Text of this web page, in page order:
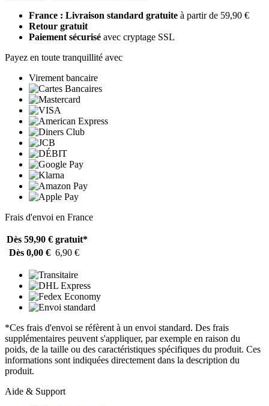
France : Livraison standard gratuite à partir de 59,90 €
Retour gratuit
Paiement sécurisé avec cryptage SSL
Payez en toute tranquillité avec
Virement bancaire
Frais d'envoi en France
Dès 59,90 € gratuit*
Dès 0,00 € 6,90 €
*Ces frais d'envoi se réfèrent à un envoi standard. Des frais
supplémentaires peuvent s'appliquer, par exemple en raison du
poids, de la taille ou des caractéristiques spécifiques du produit. Ces
informations sont indiquées directement dans la description du
produit.
Aide & Support